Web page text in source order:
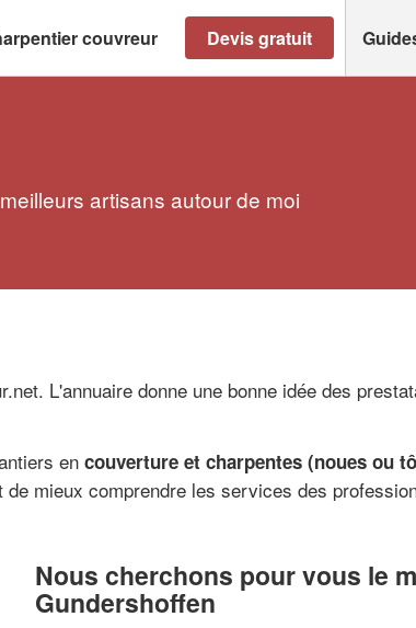
couvreur Devis gratuit
artisans autour de moi
L'annuaire donne une bonne idée des
en couverture et charpentes (noues ou
mieux comprendre les services des
Nous cherchons pour vous le
Gundershoffen